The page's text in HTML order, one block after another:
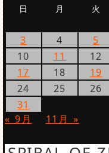
日 月 火
3
4 5
10
11 12
17
18 19
24
25 26
31
« 9月
11月 »